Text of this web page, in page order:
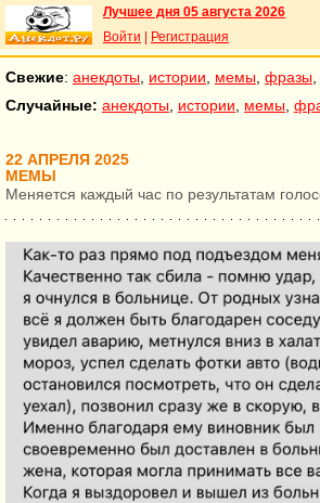
Лучшее дня 05 августа 2026
Войти
Регистрация
Свежие: анекдоты истории мемы фразы
Случайные: анекдоты истории мемы
22 АПРЕЛЯ 2025
МЕМЫ
Меняется каждый час по результатам